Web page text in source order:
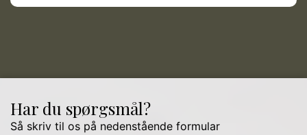
Har du spørgsmål?
Så skriv til os på nedenstående formular